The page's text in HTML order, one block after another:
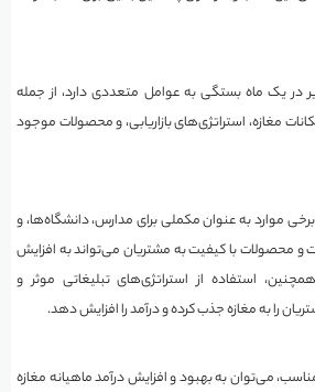
در یک ماه بستگی به عوامل متعددی دارد، از جمله
مغازه، استراتژی‌های بازاریابی، و محصولات موجود
موارد به عنوان مکملی برای مدارس، دانشگاه‌ها، و
و محصولات با کیفیت به مشتریان می‌تواند به افزایش
استفاده از استراتژی‌های تبلیغاتی موثر و
را به مغازه جذب کرده و درآمد را افزایش دهد.
می‌توان به بهبود و افزایش درآمد ماهیانه مغازه